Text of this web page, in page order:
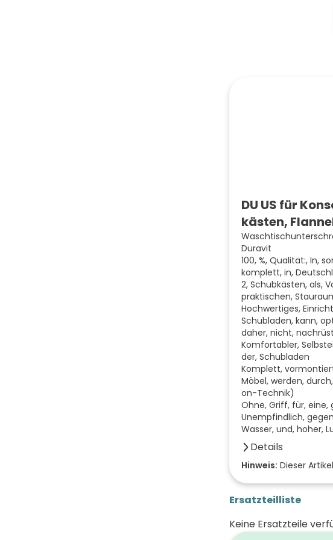
DU US für
kästen,
Duravit
100, %, Qualität:, In,
komplett, in,
2, Schubkästen, als,
praktischen,
Hochwertiges,
Schubladen, kann,
daher, nicht,
Komfortabler,
der, Schubladen
Komplett,
Möbel, werden,
on-Technik)
Ohne, Griff, für, eine,
Unempfindlich,
Wasser, und, hoher,
Details
Farbe der Front
Breite (mm)
Hinweis: Dieser
Ersatzteilliste
Keine Ersatzteile